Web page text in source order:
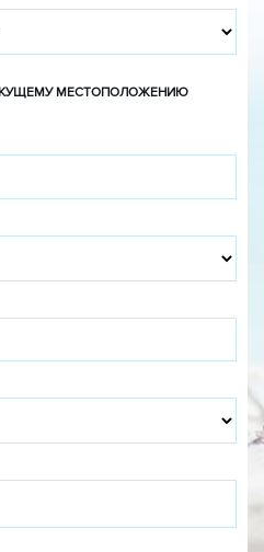
МЕСТОПОЛОЖЕНИЮ